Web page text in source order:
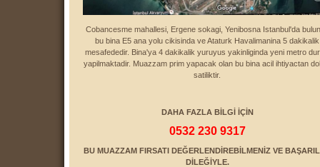
Cobancesme mahallesi, Ergene sokagi, Yenibosna Istanbul'da
bu bina E5 ana yolu cikisinda ve Ataturk Havalimanina 5 dakikalik
mesafededir. Bina'ya 4 dakikalik yuruyus yakinliginda yeni metro
yapilmaktadir. Muazzam prim yapacak olan bu bina acil ihtiyactan
satiliktir.
DAHA FAZLA BİLGİ İÇİN
0532 230 9317
BU MUAZZAM FIRSATI DEĞERLENDİREBİLMENİZ VE BAŞ
DİLEĞİYLE.